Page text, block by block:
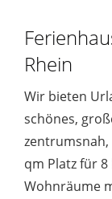
Rhein
Wir bieten
schönes,
qm Platz für
Wohnräume